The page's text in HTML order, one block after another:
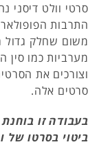
סרטי וולט
התרבות
משום שחלק גדול
מערביות כמו סין
וצורכים את
סרטים אלה.
בעבודה זו
ביטוי בסרטו של